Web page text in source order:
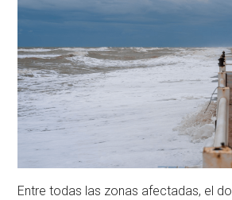
Entre todas las zonas afectadas, el